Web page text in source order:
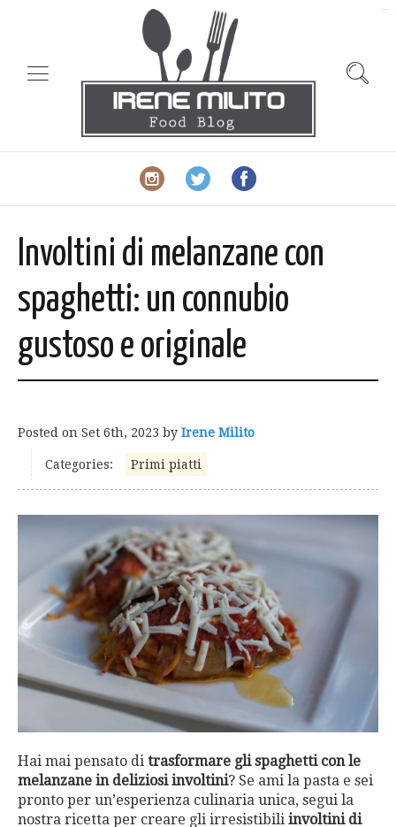
Involtini di melanzane con
spaghetti: un connubio
gustoso e originale
Posted on Set 6th, 2023 by Irene Milito
Categories: Primi piatti
Hai mai pensato di trasformare gli spaghetti con le
melanzane in deliziosi involtini? Se ami la pasta e sei
pronto per un’esperienza culinaria unica, segui la
nostra ricetta per creare gli irresistibili involtini di